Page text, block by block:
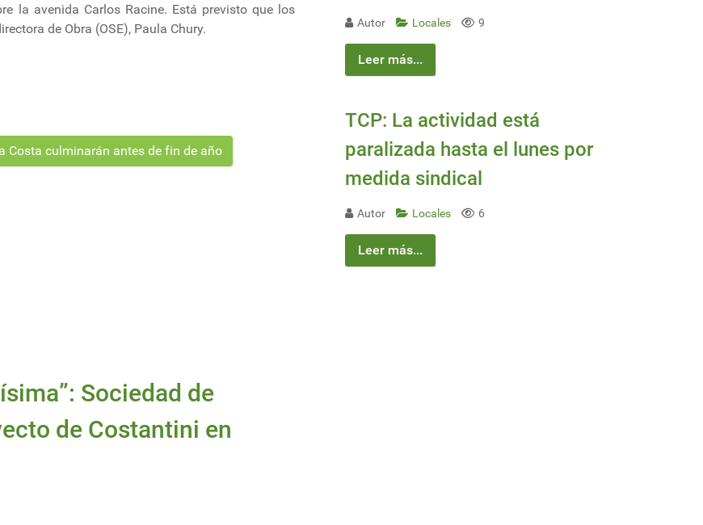
la avenida Carlos Racine. Está previsto que los
de Obra (OSE), Paula Chury.
Costa culminarán antes de fin de año
Sociedad de
de Costantini en
Autor Locales 9
Leer más...
TCP: La actividad está
paralizada hasta el lunes por
medida sindical
Autor Locales 6
Leer más...